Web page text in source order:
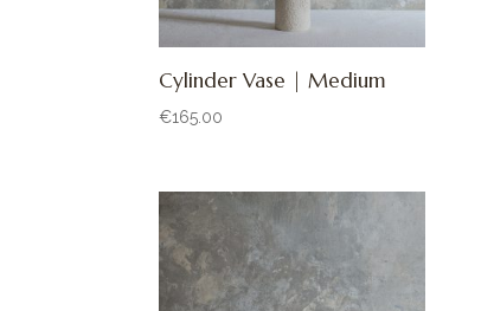
Cylinder Vase | Medium
€165.00